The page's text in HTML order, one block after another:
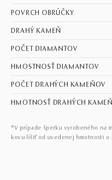
POVRCH OBRÚČKY
DRAHÝ KAMEŇ
POČET DIAMANTOV
HMOSTNOSŤ DIAMANTOV
POČET DRAHÝCH KAMEŇOV
HMOTNOSŤ DRAHÝCH
*V prípade šperku vyrobeného na
kovu líšiť od uvedenej hmotnosti o